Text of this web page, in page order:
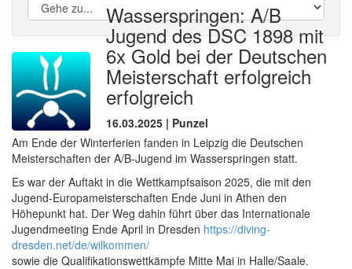
Wasserspringen: A/B
Jugend des DSC 1898 mit
6x Gold bei der Deutschen
Meisterschaft erfolgreich
erfolgreich
16.03.2025 | Punzel
Am Ende der Winterferien fanden in Leipzig die Deutschen
Meisterschaften der A/B-Jugend im Wasserspringen statt.
Es war der Auftakt in die Wettkampfsaison 2025, die mit den
Jugend-Europameisterschaften Ende Juni in Athen den
Höhepunkt hat. Der Weg dahin führt über das Internationale
Jugendmeeting Ende April in Dresden https://diving-
dresden.net/de/wilkommen/
sowie die Qualifikationswettkämpfe Mitte Mai in Halle/Saale.